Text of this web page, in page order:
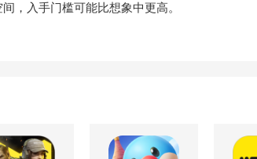
，入手门槛可能比想象中更高。